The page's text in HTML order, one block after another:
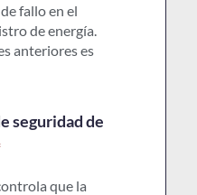
fallo en el
de energía.
anteriores es
seguridad de
que la